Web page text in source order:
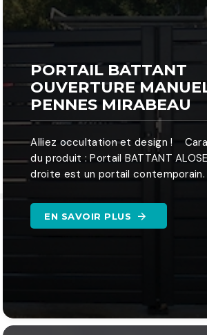
PORTAIL BATTANT
OUVERTURE
PENNES MIRABEAU
Alliez occultation et design !
du produit : Portail BATTANT
droite est un portail contemporain.
EN SAVOIR PLUS